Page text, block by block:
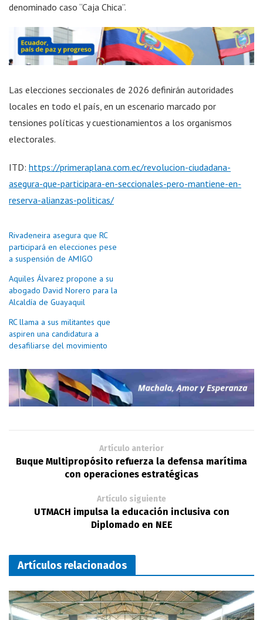
denominado caso “Caja Chica”.
Las elecciones seccionales de 2026 definirán autoridades
locales en todo el país, en un escenario marcado por
tensiones políticas y cuestionamientos a los organismos
electorales.
ITD: https://primeraplana.com.ec/revolucion-ciudadana-
asegura-que-participara-en-seccionales-pero-mantiene-en-
reserva-alianzas-politicas/
Rivadeneira asegura que RC
participará en elecciones pese
a suspensión de AMIGO
Aquiles Álvarez propone a su
abogado David Norero para la
Alcaldía de Guayaquil
RC llama a sus militantes que
aspiren una candidatura a
desafiliarse del movimiento
Artículo anterior
Buque Multipropósito refuerza la defensa marítima
con operaciones estratégicas
Artículo siguiente
UTMACH impulsa la educación inclusiva con
Diplomado en NEE
Artículos relacionados